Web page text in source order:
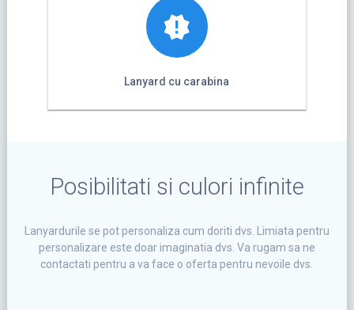
Lanyard cu carabina
Posibilitati si culori infinite
Lanyardurile se pot personaliza cum doriti dvs. Limiata pentru
personalizare este doar imaginatia dvs. Va rugam sa ne
contactati pentru a va face o oferta pentru nevoile dvs.